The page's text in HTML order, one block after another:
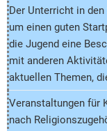
Der Unterricht in
um einen guten
die Jugend eine
mit anderen
aktuellen Themen,
Veranstaltungen für
nach